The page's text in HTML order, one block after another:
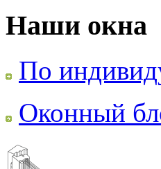
Наши окна
По
Оконный